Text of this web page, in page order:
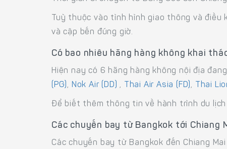
Tuỳ thuộc vào tình hình giao thông và
và cập bến đúng giờ.
Có bao nhiêu hãng hàng không khai
Hiện nay có 6 hãng hàng không nội địa
(PG), Nok Air (DD) , Thai Air Asia (FD), Thai
Để biết thêm thông tin về hành trình du
Các chuyến bay từ Bangkok tới Chiang
Các chuyến bay từ Bangkok đến Chiang